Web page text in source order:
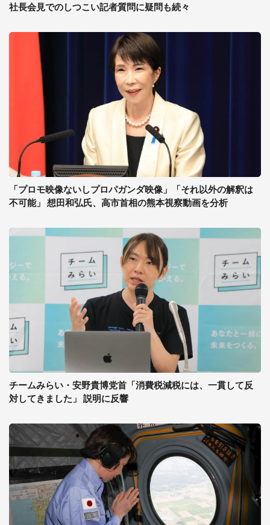
社長会見でのしつこい記者質問に疑問も続々
「プロモ映像ないしプロパガンダ映像」「それ以外の解釈は
不可能」 想田和弘氏、高市首相の熊本視察動画を分析
チームみらい・安野貴博党首「消費税減税には、一貫して反
対してきました」 説明に反響